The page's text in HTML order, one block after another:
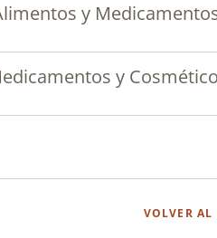
y
y
VOLVER